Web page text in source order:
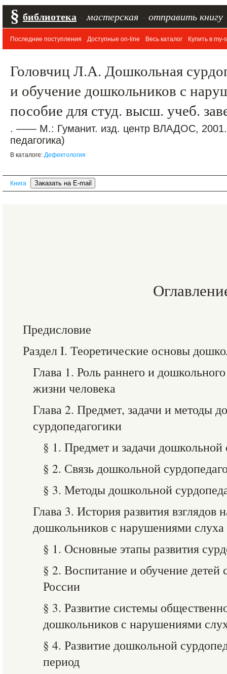
§ библиотека мастерская отправить книгу
Последние поступления Доступные on-line Весь каталог Купить в my-
Головчиц Л.А. Дошкольная
и обучение дошкольников с
пособие для студ. высш. учеб.
. —— М.: Гуманит. изд. центр ВЛАДОС,
педагогика)
В каталоге: Дефектология
Книга
Предисловие
Раздел I. Теоретические основы
Глава 1. Роль раннего и
жизни человека
Глава 2. Предмет, задачи и методы
сурдопедагогики
§ 1. Предмет и задачи дошкольной
§ 2. Связь дошкольной
§ 3. Методы дошкольной
Глава 3. История развития взглядов
дошкольников с нарушениями слуха
§ 1. Основные этапы развития
§ 2. Воспитание и обучение
России
§ 3. Развитие системы
дошкольников с нарушениями
§ 4. Развитие дошкольной
период